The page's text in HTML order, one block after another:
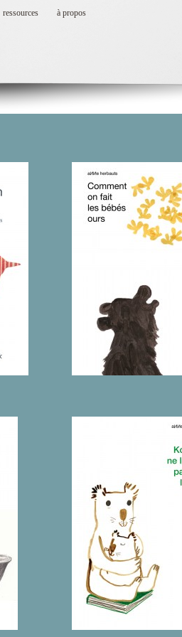
ressources à propos